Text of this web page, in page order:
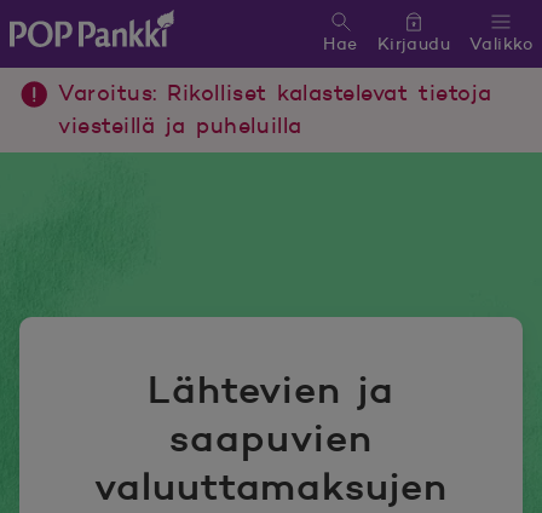
POP Pankki, etusivulle
Valikko
Hae Kirjaudu
Varoitus: Rikolliset kalastelevat tietoja
viesteillä ja puheluilla
Lähtevien ja
saapuvien
valuuttamaksujen